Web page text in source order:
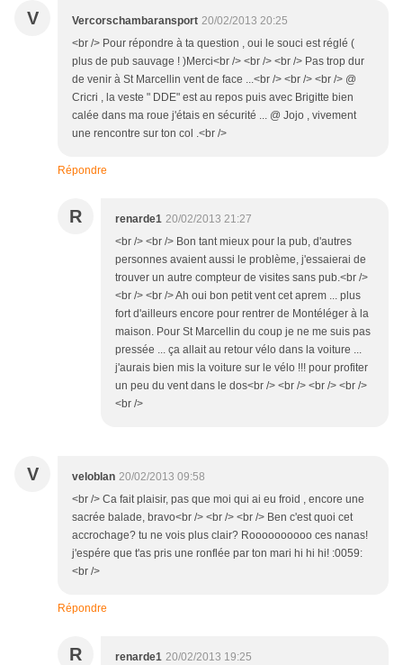
V Vercorschambaransport 20/02/2013 20:25
<br /> Pour répondre à ta question , oui le souci est réglé (
plus de pub sauvage ! )Merci<br /> <br /> <br /> Pas trop dur
de venir à St Marcellin vent de face ...<br /> <br /> <br /> @
Cricri , la veste " DDE" est au repos puis avec Brigitte bien
calée dans ma roue j'étais en sécurité ... @ Jojo , vivement
une rencontre sur ton col .<br />
Répondre
R renarde1 20/02/2013 21:27
<br /> <br /> Bon tant mieux pour la pub, d'autres
personnes avaient aussi le problème, j'essaierai de
trouver un autre compteur de visites sans pub.<br />
<br /> <br /> Ah oui bon petit vent cet aprem ... plus
fort d'ailleurs encore pour rentrer de Montéléger à la
maison. Pour St Marcellin du coup je ne me suis pas
pressée ... ça allait au retour vélo dans la voiture ...
j'aurais bien mis la voiture sur le vélo !!! pour profiter
un peu du vent dans le dos<br /> <br /> <br /> <br />
<br />
V veloblan 20/02/2013 09:58
<br /> Ca fait plaisir, pas que moi qui ai eu froid , encore une
sacrée balade, bravo<br /> <br /> <br /> Ben c'est quoi cet
accrochage? tu ne vois plus clair? Roooooooooo ces nanas!
j'espére que t'as pris une ronflée par ton mari hi hi hi! :0059:
<br />
Répondre
R renarde1 20/02/2013 19:25